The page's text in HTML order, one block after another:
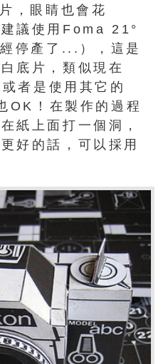
，眼睛也會花
議使用Foma 21°
停產了...），這是
底片，類似現在
者是使用其它的
OK！在製作的過程
紙上面打一個洞，
好的話，可以採用